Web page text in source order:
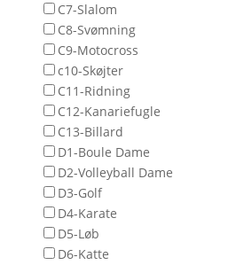
C7-Slalom
C8-Svømning
C9-Motocross
c10-Skøjter
C11-Ridning
C12-Kanariefugle
C13-Billard
D1-Boule Dame
D2-Volleyball Dame
D3-Golf
D4-Karate
D5-Løb
D6-Katte